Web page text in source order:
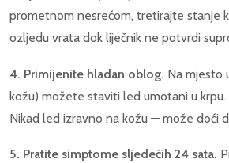
prometnom nesrećom, tretirajte stanje
ozljedu vrata dok liječnik ne potvrdi
4. Primijenite hladan oblog. Na mjesto
kožu) možete staviti led umotani u krpu.
Nikad led izravno na kožu — može doći
5. Pratite simptome sljedećih 24 sata.